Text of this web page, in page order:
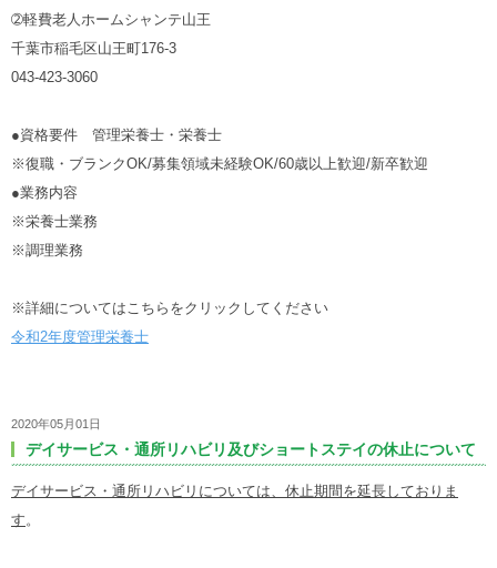
➁軽費老人ホームシャンテ山王
千葉市稲毛区山王町176-3
043-423-3060
●資格要件 管理栄養士・栄養士
※復職・ブランクOK/募集領域未経験OK/60歳以上歓迎/新卒歓迎
●業務内容
※栄養士業務
※調理業務
※詳細についてはこちらをクリックしてください
令和2年度管理栄養士
2020年05月01日
デイサービス・通所リハビリ及びショートステイの休止について
デイサービス・通所リハビリについては、休止期間を延長しておりま
す。